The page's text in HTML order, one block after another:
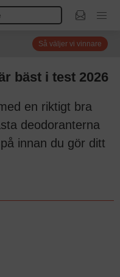
Så väljer vi vinnare
bäst i test 2026
en riktigt bra
deodoranterna
innan du gör ditt